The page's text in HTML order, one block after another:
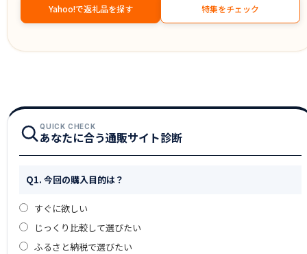
Yahoo!で返礼品を探す 特集をチェック
QUICK CHECK
あなたに合う通販サイト診断
Q1. 今回の購入目的は？
すぐに欲しい
じっくり比較して選びたい
ふるさと納税で選びたい